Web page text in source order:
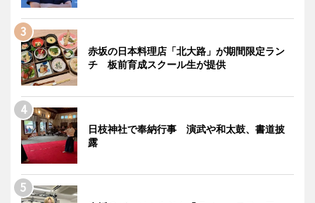
赤坂の日本料理店「北大路」が期間限定ラン
チ 板前育成スクール生が提供
日枝神社で奉納行事 演武や和太鼓、書道披
露